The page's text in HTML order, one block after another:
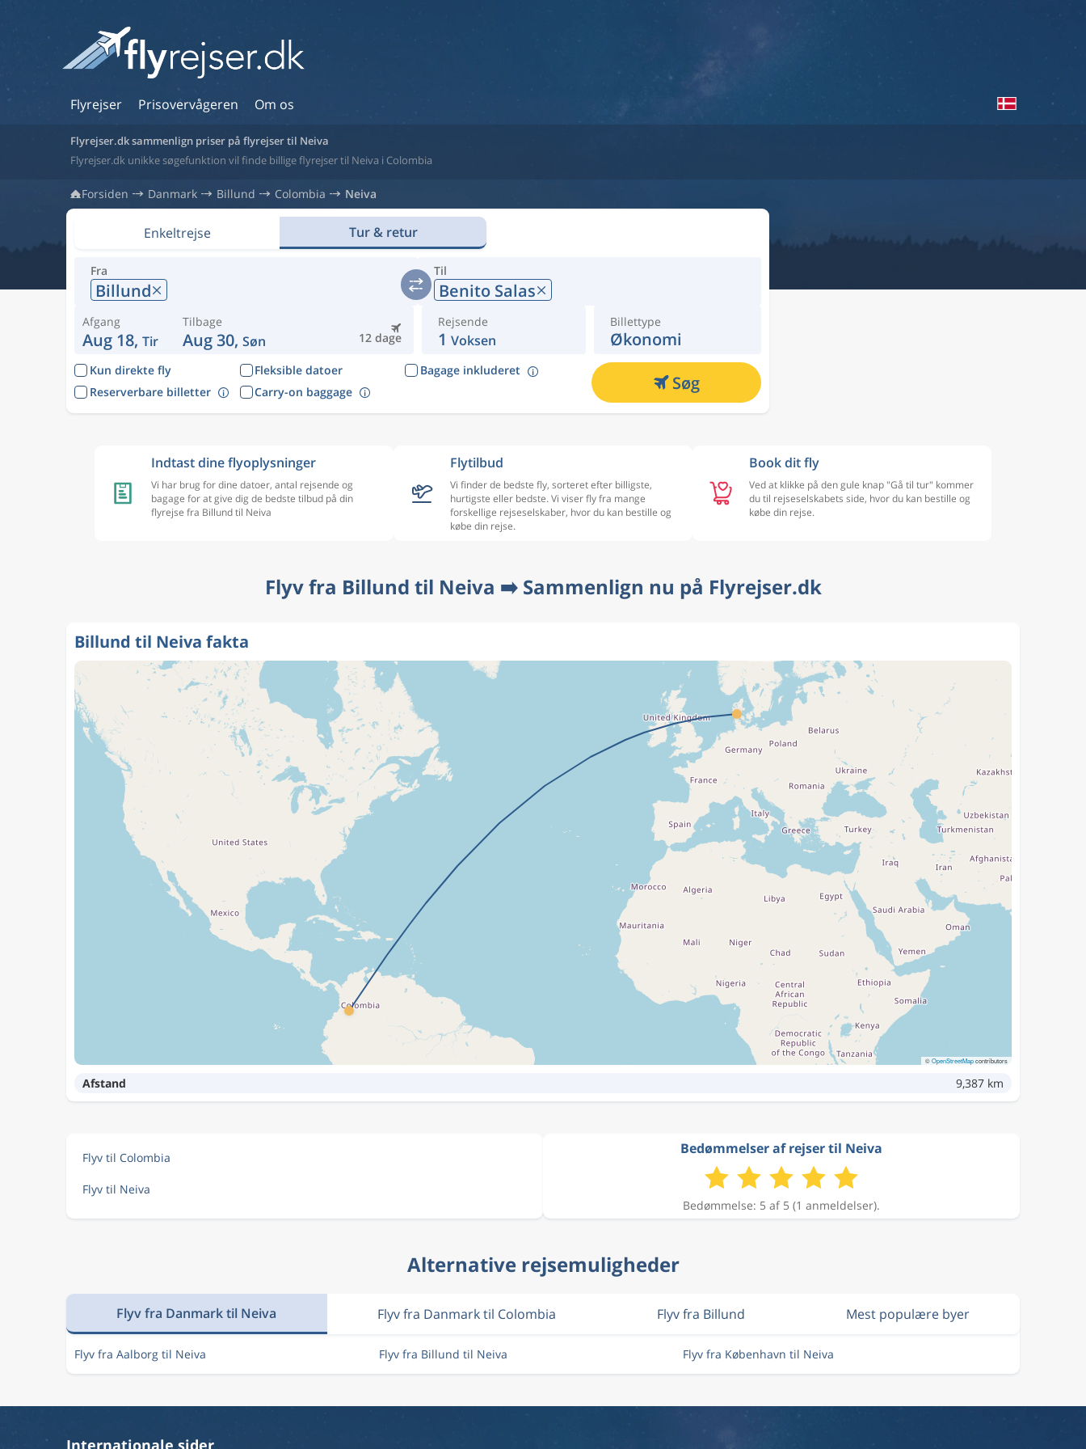
Flyrejser Prisovervågeren Om os
Flyrejser.dk sammenlign priser på flyrejser til Neiva
Flyrejser.dk unikke søgefunktion vil finde billige flyrejser til Neiva i Colombia
Forsiden Danmark Billund Colombia Neiva
Enkeltrejse Tur & retur
Fra
Billund
Til
Benito Salas
Afgang
Aug 18, Tir 12 dage
Tilbage
Aug 30, Søn
Rejsende
1 Voksen
Billettype
Økonomi
Kun direkte fly Fleksible datoer
Bagage inkluderet
Reserverbare billetter
Carry-on baggage Søg
Indtast dine flyoplysninger
Vi har brug for dine datoer, antal rejsende og
bagage for at give dig de bedste tilbud på din
flyrejse fra Billund til Neiva
Flytilbud
Vi finder de bedste fly, sorteret efter billigste,
hurtigste eller bedste. Vi viser fly fra mange
forskellige rejseselskaber, hvor du kan bestille og
købe din rejse.
Book dit fly
Ved at klikke på den gule knap "Gå til tur" kommer
du til rejseselskabets side, hvor du kan bestille og
købe din rejse.
Flyv fra Billund til Neiva ➡️ Sammenlign nu på Flyrejser.dk
Billund til Neiva fakta
©OpenStreetMapcontributors
Afstand 9,387 km
Flyv til Colombia
Flyv til Neiva
Bedømmelser af rejser til Neiva
Bedømmelse: 5 af 5 (1 anmeldelser).
Alternative rejsemuligheder
Flyv fra Danmark til Neiva Flyv fra Danmark til Colombia Flyv fra Billund Mest populære byer
Flyv fra Aalborg til Neiva Flyv fra Billund til Neiva Flyv fra København til Neiva
Internationale sider